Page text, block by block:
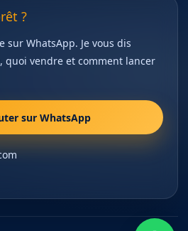
?
sur WhatsApp. Je vous dis
quoi vendre et comment lancer
sur WhatsApp